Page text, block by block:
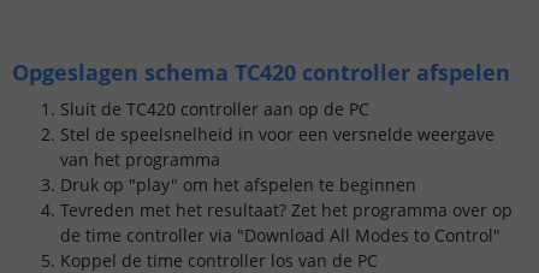
Opgeslagen schema TC420 controller afspelen
Sluit de TC420 controller aan op de PC
Stel de speelsnelheid in voor een versnelde weergave
van het programma
Druk op "play" om het afspelen te beginnen
Tevreden met het resultaat? Zet het programma over op
de time controller via "Download All Modes to Control"
Koppel de time controller los van de PC